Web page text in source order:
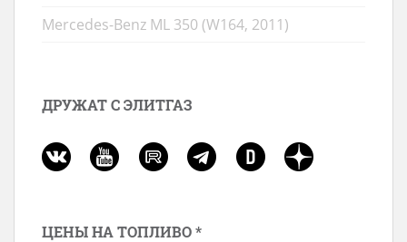
Mercedes-Benz ML 350 (W164, 2011)
ДРУЖАТ С ЭЛИТГАЗ
ЦЕНЫ НА ТОПЛИВО *